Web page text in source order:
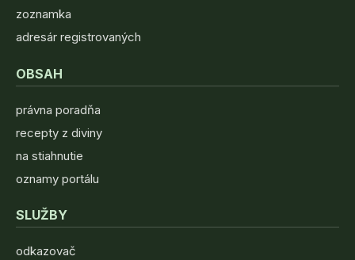
zoznamka
adresár registrovaných
OBSAH
právna poradňa
recepty z diviny
na stiahnutie
oznamy portálu
SLUŽBY
odkazovač